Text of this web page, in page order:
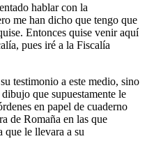
hablar con la
me han dicho que tengo que
Entonces quise venir aquí
pues iré a la Fiscalía
testimonio a este medio, sino
que supuestamente le
en papel de cuaderno
de Romaña en las que
que le llevara a su